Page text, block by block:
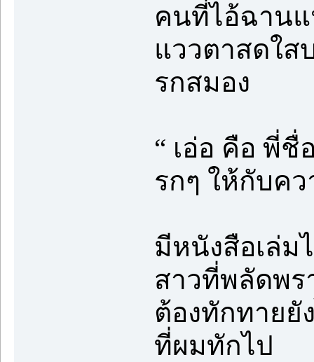
คนที่ไอ้ฉานแ
แววตาสดใส
รกสมอง
“ เอ่อ คือ พี่
รกๆ ให้กับค
มีหนังสือเล่ม
สาวที่พลัดพร
ต้องทักทายยั
ที่ผมทักไป